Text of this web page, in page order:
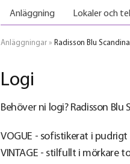
Anläggning Lokaler och
Anläggningar » Radisson Blu
Logi
Behöver ni logi? Radisson
VOGUE - sofistikerat i
VINTAGE - stilfullt i mörkare